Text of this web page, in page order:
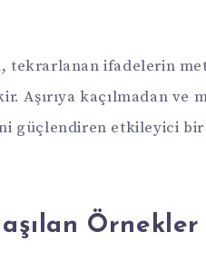
tekrarlanan ifadelerin
Aşırıya kaçılmadan ve
güçlendiren etkileyici
Örnekler